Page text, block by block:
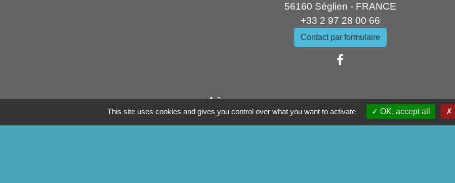
56160 Séglien - FRANCE
+33 2 97 28 00 66
Contact par formulaire
Liens
This site uses cookies and gives you control over what you want to activate OK, accept all